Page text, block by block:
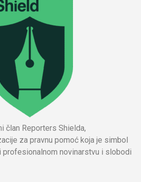
član Reporters Shielda,
za pravnu pomoć koja je simbol
novinarstvu i slobodi